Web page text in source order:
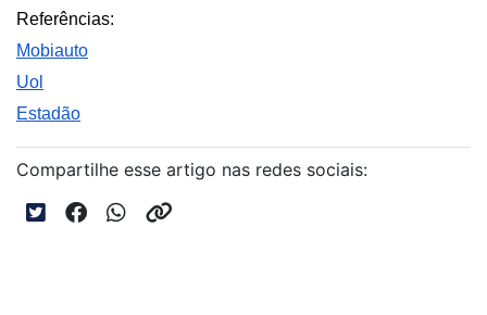
Referências:
Mobiauto
Uol
Estadão
Compartilhe esse artigo nas redes sociais: